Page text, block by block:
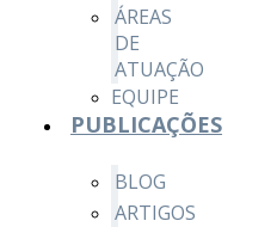
ÁREAS
DE
ATUAÇÃO
EQUIPE
PUBLICAÇÕES
BLOG
ARTIGOS